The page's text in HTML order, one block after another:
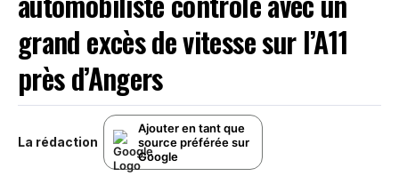
grand excès de vitesse sur l’A11
près d’Angers
La rédaction
Ajouter en tant que
source préférée sur
Google